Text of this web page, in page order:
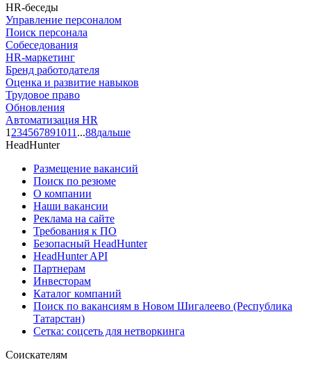
HR-беседы
Управление персоналом
Поиск персонала
Собеседования
HR-маркетинг
Бренд работодателя
Оценка и развитие навыков
Трудовое право
Обновления
Автоматизация HR
1 234567891011 ...88дальше
HeadHunter
Размещение вакансий
Поиск по резюме
О компании
Наши вакансии
Реклама на сайте
Требования к ПО
Безопасный HeadHunter
HeadHunter API
Партнерам
Инвесторам
Каталог компаний
Поиск по вакансиям в Новом Шигалеево (Республика
Татарстан)
Сетка: соцсеть для нетворкинга
Соискателям